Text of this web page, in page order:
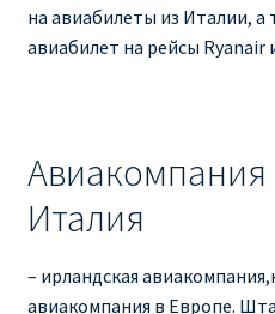
на авиабилеты из Италии,
авиабилет на рейсы Ryanair
Авиакомпания
Италия
– ирландская
авиакомпания в Европе.